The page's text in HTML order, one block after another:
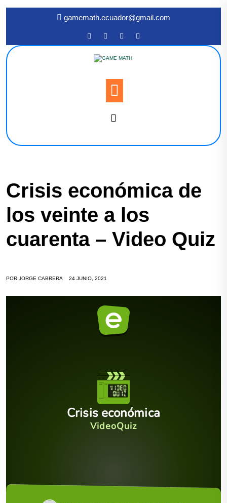
gamemath.ecuador@gmail.com
Crisis económica de
los veinte a los
cuarenta – Video Quiz
POR JORGE CABRERA 24 JUNIO, 2021